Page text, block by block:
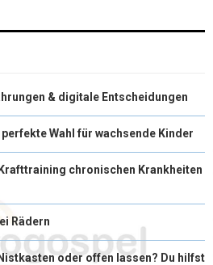
& digitale Entscheidungen
Wahl für wachsende Kinder
chronischen Krankheiten
Rädern
oder offen lassen? Du hilfst